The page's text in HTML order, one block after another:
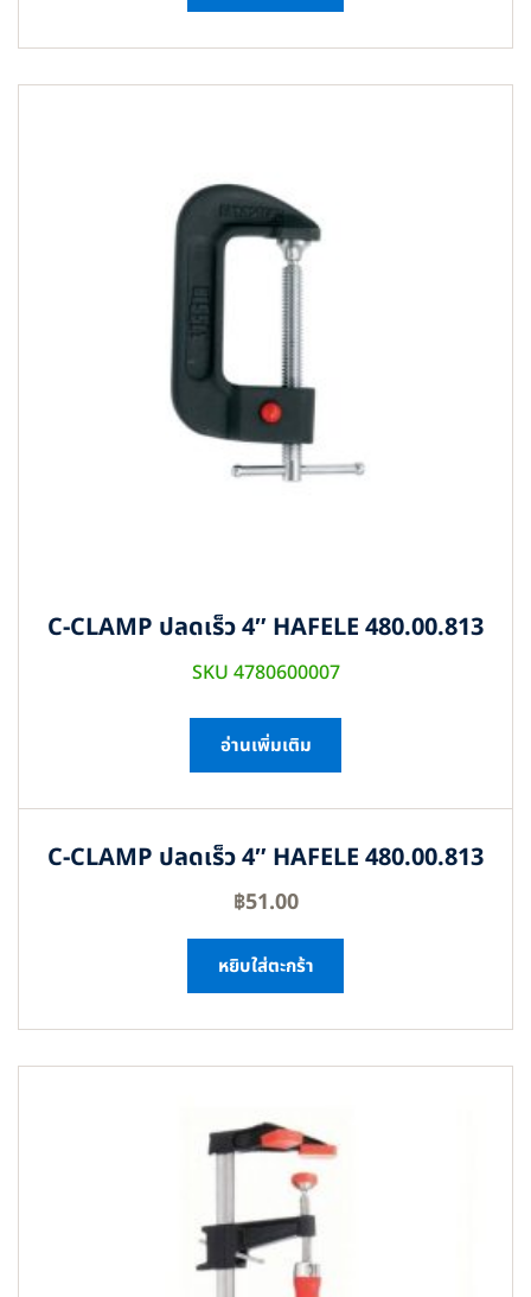
C-CLAMP ปลดเร็ว 4″ HAFELE 480.00.813
SKU 4780600007
อ่านเพิ่มเติม
C-CLAMP ปลดเร็ว 4″ HAFELE 480.00.813
฿51.00
หยิบใส่ตะกร้า